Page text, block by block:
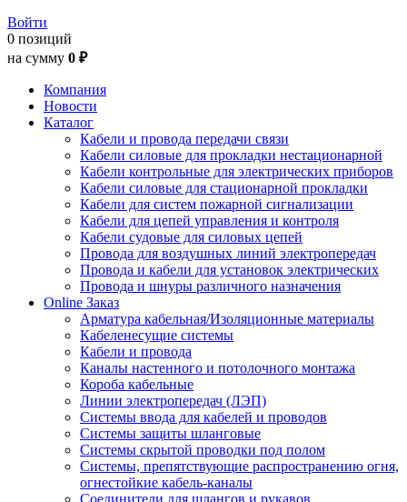
Войти
0 позиций
на сумму 0 ₽
Компания
Новости
Каталог
Кабели и провода передачи связи
Кабели силовые для прокладки нестационарной
Кабели контрольные для электрических приборов
Кабели силовые для стационарной прокладки
Кабели для систем пожарной сигнализации
Кабели для цепей управления и контроля
Кабели судовые для силовых цепей
Провода для воздушных линий электропередач
Провода и кабели для установок электрических
Провода и шнуры различного назначения
Online Заказ
Арматура кабельная/Изоляционные материалы
Кабеленесущие системы
Кабели и провода
Каналы настенного и потолочного монтажа
Короба кабельные
Линии электропередач (ЛЭП)
Системы ввода для кабелей и проводов
Системы защиты шланговые
Системы скрытой проводки под полом
Системы, препятствующие распространению огня,
огнестойкие кабель-каналы
Соединители для шлангов и рукавов